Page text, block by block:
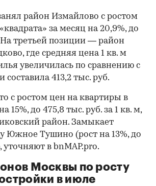
район Измайлово с ростом
за месяц на 20,9%, до
На третьей позиции — район
где средняя цена 1 кв. м
увеличилась по сравнению с
составила 413,2 тыс. руб.
с ростом цен на квартиры в
15%, до 475,8 тыс. руб. за 1 кв. м,
район. Замыкает
Южное Тушино (рост на 13%, до
уточняют в bnMAP.pro.
Москвы по росту
в июле